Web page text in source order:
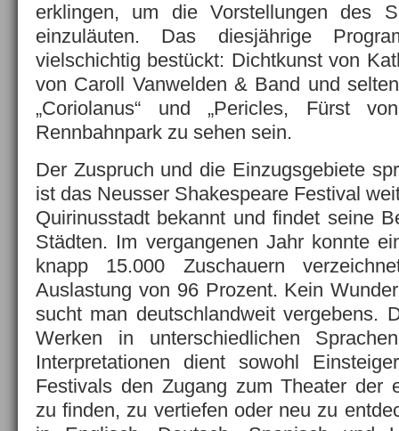
erklingen, um die Vorstellungen des
einzuläuten. Das diesjährige
vielschichtig bestückt: Dichtkunst von
von Caroll Vanwelden & Band und
„Coriolanus“ und „Pericles, Fürst
Rennbahnpark zu sehen sein.
Der Zuspruch und die Einzugsgebiete
ist das Neusser Shakespeare Festival
Quirinusstadt bekannt und findet seine
Städten. Im vergangenen Jahr konnte
knapp 15.000 Zuschauern
Auslastung von 96 Prozent. Kein
sucht man deutschlandweit vergebens.
Werken in unterschiedlichen
Interpretationen dient sowohl
Festivals den Zugang zum Theater der
zu finden, zu vertiefen oder neu zu